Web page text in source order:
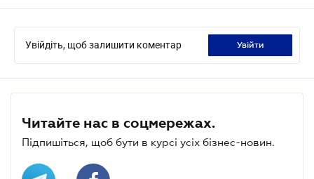
Увійдіть, щоб залишити коментар увійти
Читайте нас в соцмережах.
Підпишіться, щоб бути в курсі усіх бізнес-новин.